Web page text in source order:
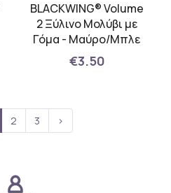
BLACKWING® Volume
2 Ξύλινο Μολύβι με
Γόμα - Μαύρο/Μπλε
€3.50
2 3 ›